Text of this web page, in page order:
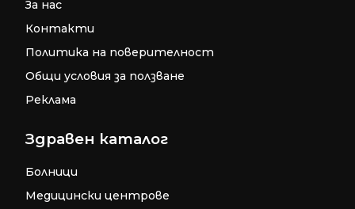
За нас
Контакти
Политика на поверителност
Общи условия за ползване
Реклама
Здравен каталог
Болници
Медицински центрове